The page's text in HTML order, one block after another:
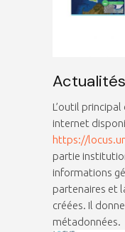
L’outil
internet
https://
partie
informations
partenaires et
créées. Il
métadonnées.